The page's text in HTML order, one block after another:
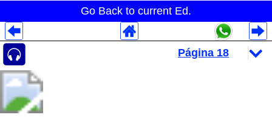
Go Back to current Ed.
Despliegues Analytics
Despliegues Totales
Despliegues por Rubros